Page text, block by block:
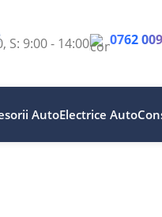
S: 9:00 - 14:00 0762
AutoElectrice Auto